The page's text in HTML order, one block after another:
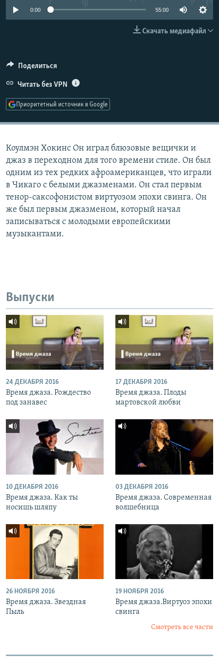
РАСПИСАНИЕ ВЕЩАНИЯ
0:00 55:00
Скачать медиафайл
Поделиться
Читать без VPN
Приоритетный источник в Google
Коулмэн Хокинс Он играл блюзовые вещички и
джаз в переходном для того времени стиле. Он был
одним из тех редких афроамериканцев, что играли
в Чикаго с белыми джазменами. Он стал первым
тенор-саксофонистом виртуозом эпохи свинга. Он
же был первым джазменом, который начал
записываться с молодыми европейскими
музыкантами.
Выпуски
24 ДЕКАБРЯ 2016
Время джаза. Рождество
под занавес
17 ДЕКАБРЯ 2016
Время джаза. Плоды
мартовской любви
10 ДЕКАБРЯ 2016
Время джаза. Как ты
носишь шляпу
03 ДЕКАБРЯ 2016
Время джаза. Современная
волшебница
26 НОЯБРЯ 2016
Время джаза. Звездная
Пыль
19 НОЯБРЯ 2016
Время джаза.Виртуоз эпохи
свинга
Смотреть все части